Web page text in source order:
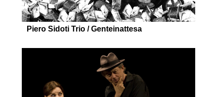
Piero Sidoti Trio / Genteinattesa